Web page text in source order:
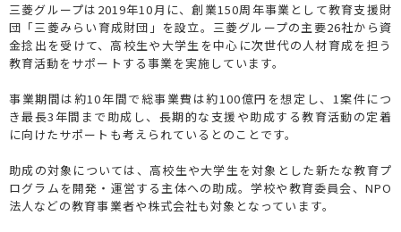
三菱グループは2019年10月に、創業150周年事業として教育支援財
団「三菱みらい育成財団」を設立。三菱グループの主要26社から資
金捻出を受けて、高校生や大学生を中心に次世代の人材育成を担う
教育活動をサポートする事業を実施しています。
事業期間は約10年間で総事業費は約100億円を想定し、1案件につ
き最長3年間まで助成し、長期的な支援や助成する教育活動の定着
に向けたサポートも考えられているとのことです。
助成の対象については、高校生や大学生を対象とした新たな教育プ
ログラムを開発・運営する主体への助成。学校や教育委員会、NPO
法人などの教育事業者や株式会社も対象となっています。